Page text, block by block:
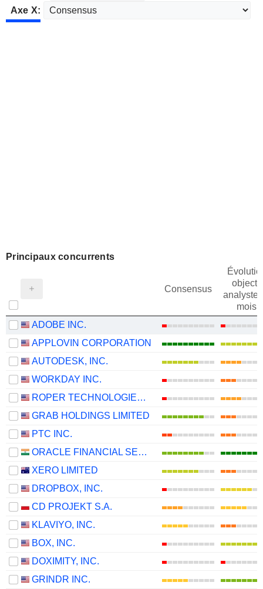
Axe X:
Principaux concurrents
Consensus
objectif
mois
ADOBE INC.
APPLOVIN CORPORATION
AUTODESK, INC.
WORKDAY INC.
ROPER TECHNOLOGIES, INC.
GRAB HOLDINGS LIMITED
PTC INC.
ORACLE FINANCIAL SERVICES SOFTWARE LIMITED
XERO LIMITED
DROPBOX, INC.
CD PROJEKT S.A.
KLAVIYO, INC.
BOX, INC.
DOXIMITY, INC.
GRINDR INC.